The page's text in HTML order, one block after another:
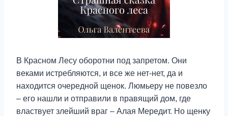
В Красном Лесу оборотни под запретом. Они
веками истребляются, и все же нет-нет, да и
находится очередной щенок. Люмьеру не повезло
– его нашли и отправили в правящий дом, где
властвует злейший враг – Алая Мередит. Но щенку